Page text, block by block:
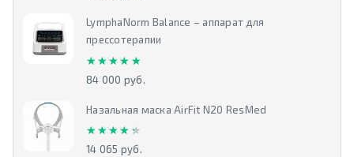
LymphaNorm Balance – аппарат для
прессотерапии
★★★★★
★★★★★
84 000 руб.
Назальная маска AirFit N20 ResMed
★★★★★
★★★★★
14 065 руб.